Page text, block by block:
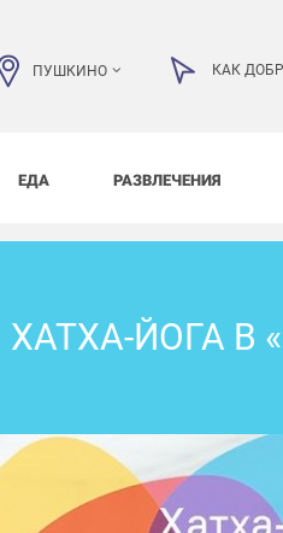
ПУШКИНО КАК
ЕДА РАЗВЛЕЧЕНИЯ
ХАТХА-ЙОГА В